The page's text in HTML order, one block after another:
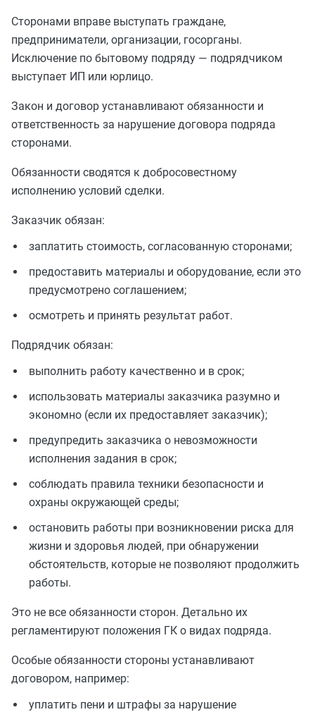
Сторонами вправе выступать граждане,
предприниматели, организации, госорганы.
Исключение по бытовому подряду — подрядчиком
выступает ИП или юрлицо.
Закон и договор устанавливают обязанности и
ответственность за нарушение договора подряда
сторонами.
Обязанности сводятся к добросовестному
исполнению условий сделки.
Заказчик обязан:
заплатить стоимость, согласованную сторонами;
предоставить материалы и оборудование, если это
предусмотрено соглашением;
осмотреть и принять результат работ.
Подрядчик обязан:
выполнить работу качественно и в срок;
использовать материалы заказчика разумно и
экономно (если их предоставляет заказчик);
предупредить заказчика о невозможности
исполнения задания в срок;
соблюдать правила техники безопасности и
охраны окружающей среды;
остановить работы при возникновении риска для
жизни и здоровья людей, при обнаружении
обстоятельств, которые не позволяют продолжить
работы.
Это не все обязанности сторон. Детально их
регламентируют положения ГК о видах подряда.
Особые обязанности стороны устанавливают
договором, например:
уплатить пени и штрафы за нарушение